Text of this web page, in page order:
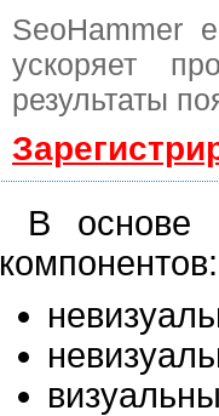
SeoHammer
ускоряет
результаты
В основе
компонентов: